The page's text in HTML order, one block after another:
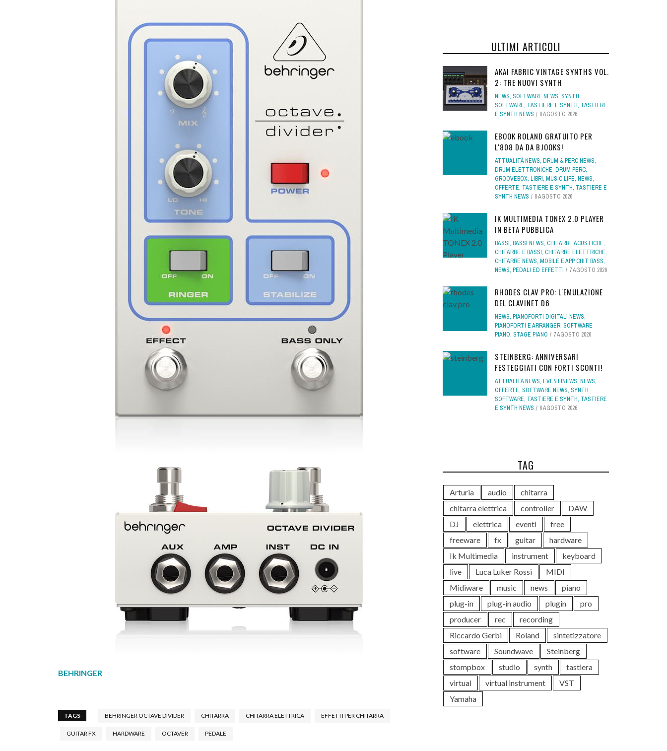
BEHRINGER
TAGS BEHRINGER OCTAVE DIVIDER CHITARRA CHITARRA ELETTRICA EFFETTI PER CHITARRA
GUITAR FX HARDWARE OCTAVER PEDALE
ULTIMI ARTICOLI
AKAI FABRIC VINTAGE SYNTHS VOL.
2: TRE NUOVI SYNTH
NEWS, SOFTWARE NEWS, SYNTH
SOFTWARE, TASTIERE E SYNTH, TASTIERE
E SYNTH NEWS
8 AGOSTO 2026
EBOOK ROLAND GRATUITO PER
L'808 DA DA BJOOKS!
ATTUALITÀ NEWS, DRUM & PERC NEWS,
DRUM ELETTRONICHE, DRUM PERC,
GROOVEBOX, LIBRI, MUSIC LIFE, NEWS,
OFFERTE, TASTIERE E SYNTH, TASTIERE E
SYNTH NEWS
8 AGOSTO 2026
IK MULTIMEDIA TONEX 2.0 PLAYER
IN BETA PUBBLICA
BASSI, BASSI NEWS, CHITARRE ACUSTICHE,
CHITARRE E BASSI, CHITARRE ELETTRICHE,
CHITARRE NEWS, MOBILE E APP CHIT BASS,
NEWS, PEDALI ED EFFETTI 7 AGOSTO 2026
RHODES CLAV PRO: L'EMULAZIONE
DEL CLAVINET D6
NEWS, PIANOFORTI DIGITALI NEWS,
PIANOFORTI E ARRANGER, SOFTWARE
PIANO, STAGE PIANO 7 AGOSTO 2026
STEINBERG: ANNIVERSARI
FESTEGGIATI CON FORTI SCONTI!
ATTUALITÀ NEWS, EVENTINEWS, NEWS,
OFFERTE, SOFTWARE NEWS, SYNTH
SOFTWARE, TASTIERE E SYNTH, TASTIERE
E SYNTH NEWS
6 AGOSTO 2026
TAG
Arturia audio
chitarra
chitarra elettrica
controller
DAW
DJ
elettrica eventi
free
freeware
fx guitar
hardware
Ik Multimedia
instrument
keyboard
live
Luca Luker Rossi
MIDI
Midiware
music news
piano
plug-in
plug-in audio plugin
pro
producer
rec
recording
Riccardo Gerbi
Roland
sintetizzatore
software
Soundwave
Steinberg
stompbox
studio synth
tastiera
virtual
virtual instrument
VST
Yamaha